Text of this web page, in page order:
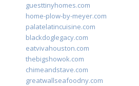
guesttinyhomes.com
home-plow-by-meyer.com
palatelatincuisine.com
blackdoglegacy.com
eatvivahouston.com
thebigshowok.com
chimeandstave.com
greatwallseafoodny.com